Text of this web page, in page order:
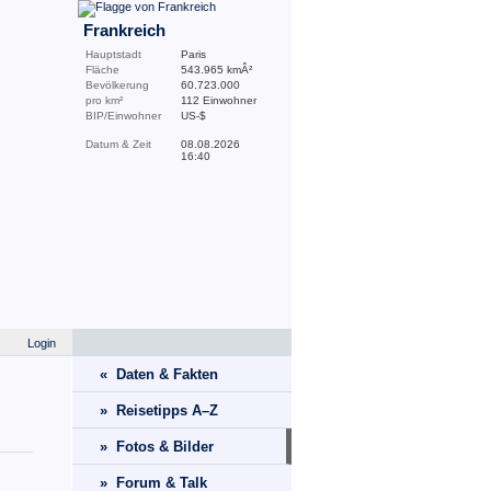
Frankreich
Hauptstadt
Paris
Fläche
543.965 kmÂ²
Bevölkerung
60.723.000
pro km²
112 Einwohner
BIP/Einwohner
US-$
Datum & Zeit
08.08.2026
16:40
Login
« Daten & Fakten
» Reisetipps A–Z
» Fotos & Bilder
» Forum & Talk